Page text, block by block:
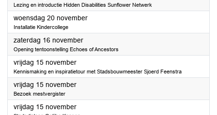
Lezing en introductie Hidden Disabilities Sunflower Netwerk
woensdag 20 november2024
Installatie Kindercollege
zaterdag 16 november2024
Opening tentoonstelling Echoes of Ancestors
vrijdag 15 november2024
Kennismaking en inspiratietour met Stadsbouwmeester Sjoerd Feenstra
vrijdag 15 november2024
Bezoek mestvergister
vrijdag 15 november2024